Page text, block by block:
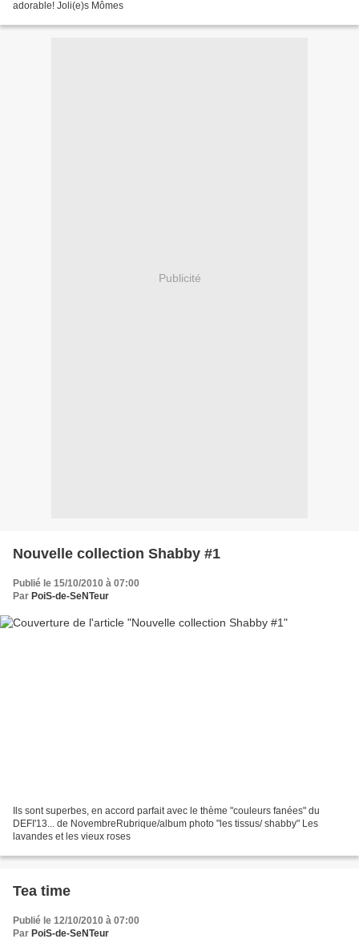
adorable! Joli(e)s Mômes
Publicité
Nouvelle collection Shabby #1
Publié le 15/10/2010 à 07:00
Par PoiS-de-SeNTeur
Ils sont superbes, en accord parfait avec le thème "couleurs fanées" du
DEFI'13... de NovembreRubrique/album photo "les tissus/ shabby" Les
lavandes et les vieux roses
Tea time
Publié le 12/10/2010 à 07:00
Par PoiS-de-SeNTeur